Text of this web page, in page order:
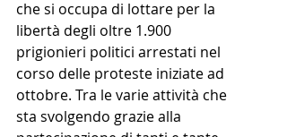
che si occupa di lottare per la
libertà degli oltre 1.900
prigionieri politici arrestati nel
corso delle proteste iniziate ad
ottobre. Tra le varie attività che
sta svolgendo grazie alla